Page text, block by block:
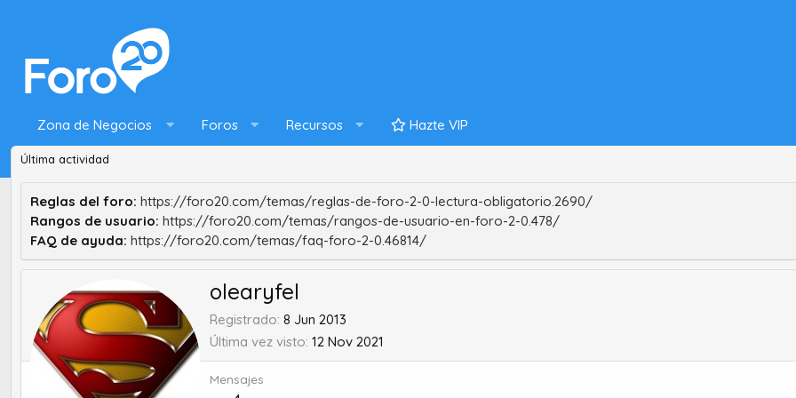
Zona de Negocios Foros Recursos Hazte VIP
Última actividad
Reglas del foro: https://foro20.com/temas/reglas-de-foro-2-0-lectura-obligatorio.2690/
Rangos de usuario: https://foro20.com/temas/rangos-de-usuario-en-foro-2-0.478/
FAQ de ayuda: https://foro20.com/temas/faq-foro-2-0.46814/
olearyfel
Registrado 8 Jun 2013
Última vez visto 12 Nov 2021
Mensajes